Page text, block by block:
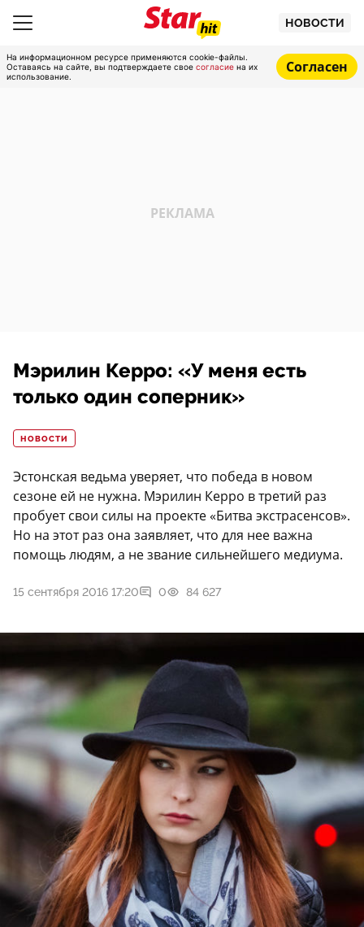
НОВОСТИ
На информационном ресурсе применяются cookie-файлы.
Оставаясь на сайте, вы подтверждаете свое согласие на их
использование.
Согласен
Мэрилин Керро: «У меня есть
только один соперник»
НОВОСТИ
Эстонская ведьма уверяет, что победа в новом
сезоне ей не нужна. Мэрилин Керро в третий раз
пробует свои силы на проекте «Битва экстрасенсов».
Но на этот раз она заявляет, что для нее важна
помощь людям, а не звание сильнейшего медиума.
15 сентября 2016 17:20 0 84 627